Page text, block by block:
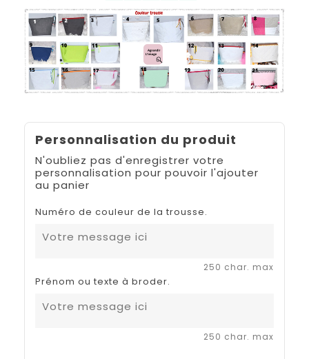
Personnalisation du produit
N'oubliez pas d'enregistrer votre
personnalisation pour pouvoir l'ajouter
au panier
Numéro de couleur de la trousse.
250 char. max
Prénom ou texte à broder.
250 char. max